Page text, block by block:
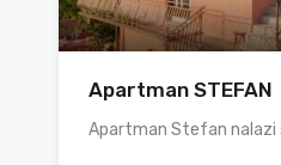
Apartman STEFAN
Apartman Stefan nalazi